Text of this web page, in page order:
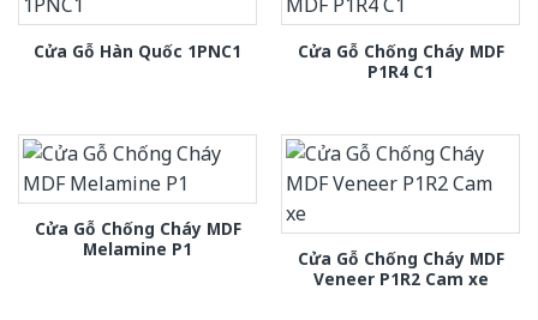
Cửa Gỗ Hàn Quốc 1PNC1
Cửa Gỗ Chống Cháy MDF
P1R4 C1
Cửa Gỗ Chống Cháy MDF
Melamine P1
Cửa Gỗ Chống Cháy MDF
Veneer P1R2 Cam xe